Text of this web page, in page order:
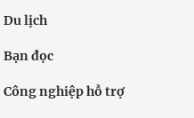
Du lịch
Bạn đọc
Công nghiệp hỗ trợ